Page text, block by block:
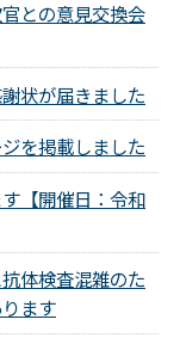
との意見交換会
状が届きました
を掲載しました
【開催日：令和
体検査混雑のた
ます